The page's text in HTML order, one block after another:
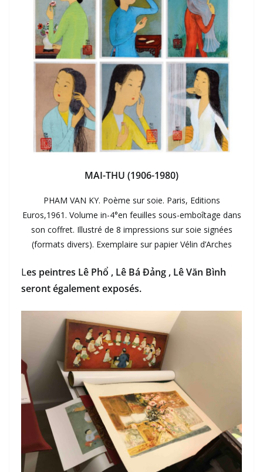
MAI-THU (1906-1980)
PHAM VAN KY. Poème sur soie. Paris, Editions
Euros,1961. Volume in-4°en feuilles sous-emboîtage dans
son coffret. Illustré de 8 impressions sur soie signées
(formats divers). Exemplaire sur papier Vélin d’Arches
Les peintres Lê Phổ , Lê Bá Đảng , Lê Văn Bình
seront également exposés.